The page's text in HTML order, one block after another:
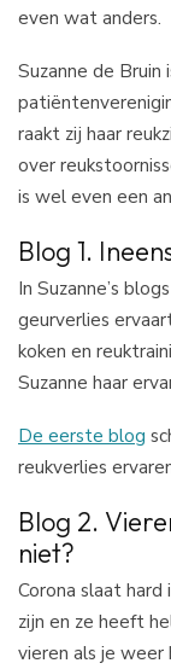
even wat anders.
Suzanne de
raakt zij haar
over
is wel even een
Blog 1.
In Suzanne’s
geurverlies
koken en
Suzanne haar
De eerste blog
reukverlies
Blog 2.
niet?
Corona slaat
zijn en ze heeft
vieren als je